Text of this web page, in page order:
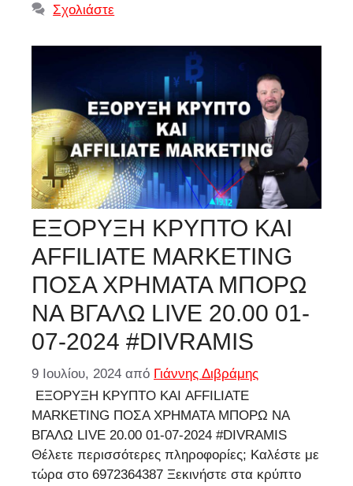
Σχολιάστε
ΕΞΟΡΥΞΗ ΚΡΥΠΤΟ ΚΑΙ
AFFILIATE MARKETING
ΠΟΣΑ ΧΡΗΜΑΤΑ ΜΠΟΡΩ
ΝΑ ΒΓΑΛΩ LIVE 20.00 01-
07-2024 #DIVRAMIS
9 Ιουλίου, 2024 από Γιάννης Διβράμης
ΕΞΟΡΥΞΗ ΚΡΥΠΤΟ ΚΑΙ AFFILIATE
MARKETING ΠΟΣΑ ΧΡΗΜΑΤΑ ΜΠΟΡΩ ΝΑ
ΒΓΑΛΩ LIVE 20.00 01-07-2024 #DIVRAMIS
Θέλετε περισσότερες πληροφορίες; Καλέστε με
τώρα στο 6972364387 Ξεκινήστε στα κρύπτο